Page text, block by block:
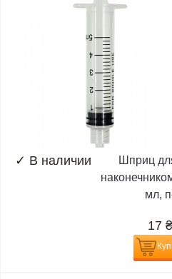
✓ В наличии
Шприц
мл,
17 ₴